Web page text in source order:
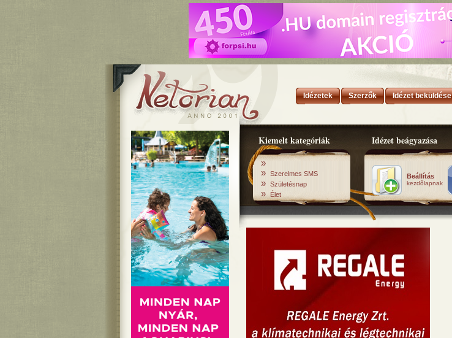
Idézetek Szerzők Idézet beküldése
Kiemelt kategóriák
»
» Szerelmes SMS
» Születésnap
» Élet
Idézet beágyazása
Beállítás
kezdőlapnak